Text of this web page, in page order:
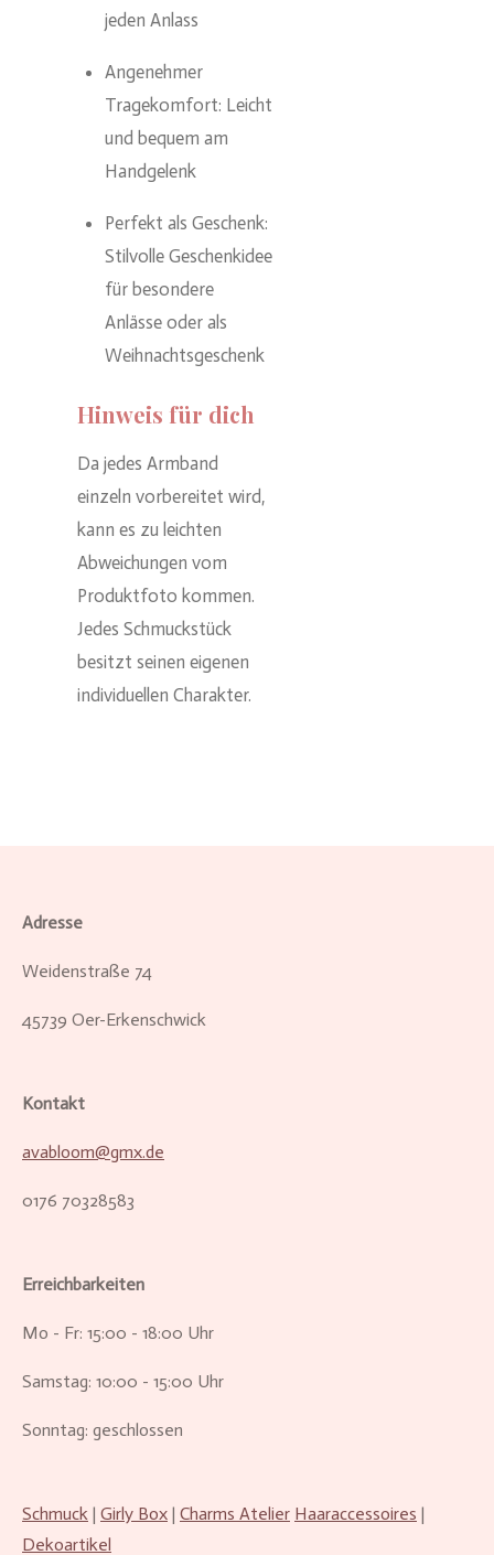
jeden Anlass
Angenehmer
Tragekomfort: Leicht
und bequem am
Handgelenk
Perfekt als Geschenk:
Stilvolle Geschenkidee
für besondere
Anlässe oder als
Weihnachtsgeschenk
Hinweis für dich
Da jedes Armband
einzeln vorbereitet wird,
kann es zu leichten
Abweichungen vom
Produktfoto kommen.
Jedes Schmuckstück
besitzt seinen eigenen
individuellen Charakter.
Adresse
Weidenstraße 74
45739 Oer-Erkenschwick
Kontakt
avabloom@gmx.de
0176 70328583
Erreichbarkeiten
Mo - Fr: 15:00 - 18:00 Uhr
Samstag: 10:00 - 15:00 Uhr
Sonntag: geschlossen
Schmuck | Girly Box | Charms Atelier Haaraccessoires |
Dekoartikel